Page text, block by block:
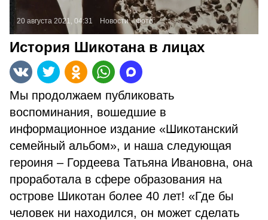
20 августа 2021, 04:31 Новости Фото:
История Шикотана в лицах
Мы продолжаем публиковать
воспоминания, вошедшие в
информационное издание «Шикотанский
семейный альбом», и наша следующая
героиня – Гордеева Татьяна Ивановна, она
проработала в сфере образования на
острове Шикотан более 40 лет! «Где бы
человек ни находился, он может сделать